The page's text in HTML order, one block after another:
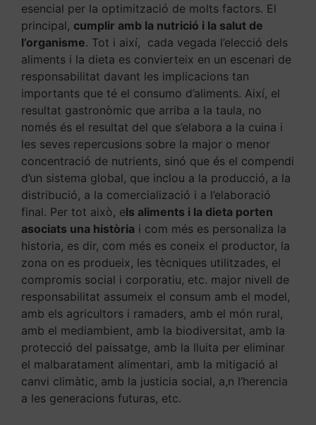
esencial per la optimització de molts factors. El
principal, cumplir amb la nutrició i la salut de
l’organisme. Tot i així, cada vegada l’elecció dels
aliments i la dieta es convierteix en un escenari de
responsabilitat davant les implicacions tan
importants que té el consumo d’aliments. Així, el
resultat gastronòmic que arriba a la taula, no
només és el resultat del que s’elabora a la cuina i
les seves repercusions sobre la major o menor
concentració de nutrients, sinó que és el compendi
d’un sistema global, que inclou a la producció, a la
distribució, a la comercializació i a l’elaboració
final. Per tot això, els aliments i la dieta porten
asociats una història i com més es personaliza la
historia, es dir, com més es coneix el productor, la
zona on es produeix, les tècniques utilitzades, el
compromis social i corporatiu, etc. major nivell de
responsabilitat assumeix el consum amb el model,
amb els agricultors i ramaders, amb el món rural,
amb el mediambient, amb la biodiversitat, amb la
protecció del paissatge, amb la lluita per eliminar
el malbaratament alimentari, amb la mitigació al
canvi climàtic, amb la justicia social, a,n l’herencia
a les generacions futuras, etc.